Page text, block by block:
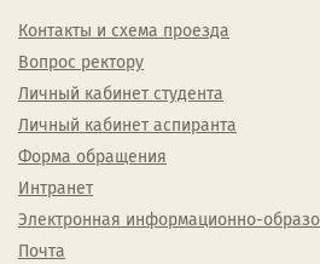
Контакты и схема проезда
Вопрос ректору
Личный кабинет студента
Личный кабинет аспиранта
Форма обращения
Интранет
Электронная информационно-
Почта